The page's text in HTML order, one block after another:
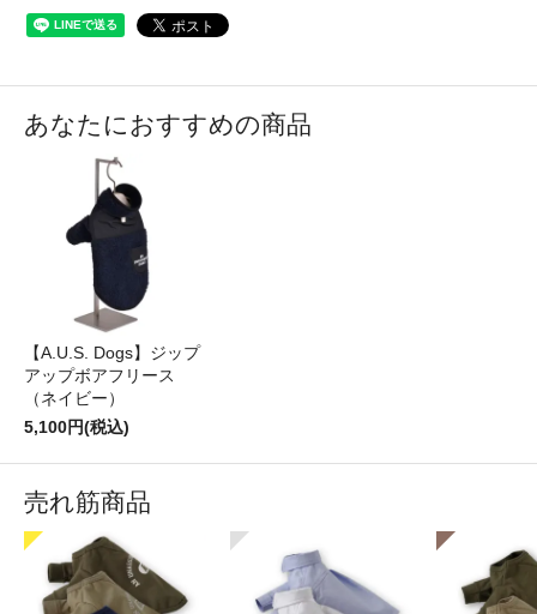
あなたにおすすめの商品
【A.U.S. Dogs】ジップ
アップボアフリース
（ネイビー）
5,100円(税込)
売れ筋商品